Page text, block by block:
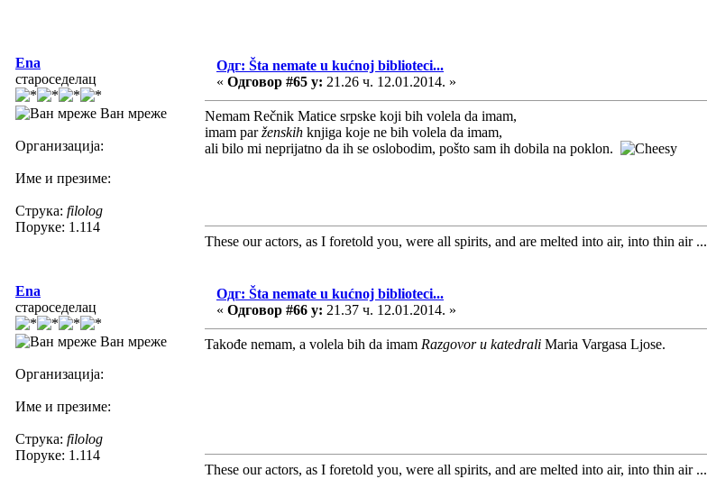
Ena
староседелац
Ван мреже
Организација:
Име и презиме:
Струка: filolog
Поруке: 1.114
Одг: Šta nemate u kućnoj biblioteci...
« Одговор #65 у: 21.26 ч. 12.01.2014. »
Nemam Rečnik Matice srpske koji bih volela da imam,
imam parženskih knjiga koje ne bih volela da imam,
ali bilo mi neprijatno da ih se oslobodim, pošto sam ih dobila na poklon.
These our actors, as I foretold you, were all spirits, and are melted into air, into thin air ...
Ena
староседелац
Ван мреже
Организација:
Име и презиме:
Струка: filolog
Поруке: 1.114
Одг: Šta nemate u kućnoj biblioteci...
« Одговор #66 у: 21.37 ч. 12.01.2014. »
Takođe nemam, a volela bih da imam Razgovor u katedrali Maria Vargasa Ljose.
These our actors, as I foretold you, were all spirits, and are melted into air, into thin air ...